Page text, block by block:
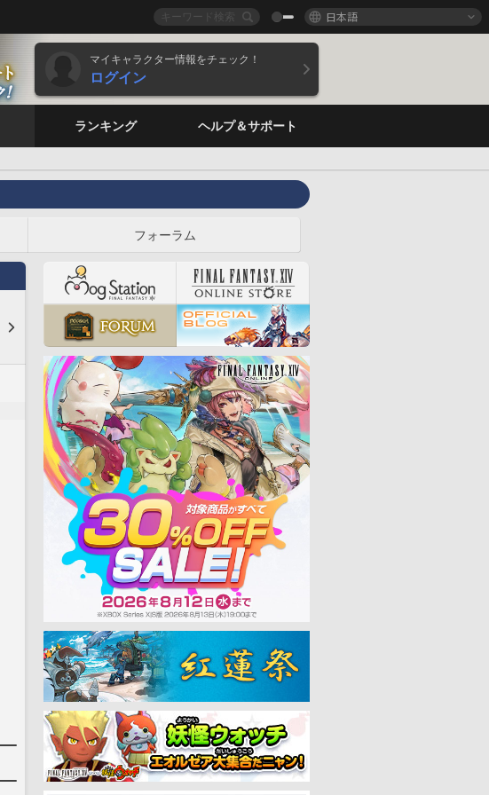
日本語
マイキャラクター情報をチェック！
ログイン
ランキング ヘルプ＆サポート
フォーラム